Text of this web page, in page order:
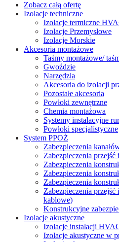
Zobacz całą ofertę
Izolacje techniczne
Izolacje termiczne
Izolacje Przemysłowe
Izolacje Morskie
Akcesoria montażowe
Taśmy montażowe/
Gwoździe
Narzędzia
Akcesoria do izolacji
Pozostałe akcesoria
Powłoki zewnętrzne
Chemia montażowa
Systemy instalacyjne
Powłoki specjalistyczne
System PPOŻ
Zabezpieczenia
Zabezpieczenia przejść
Zabezpieczenia
Zabezpieczenia
Zabezpieczenia
Zabezpieczenia
kablowe)
Konstrukcyjne
Izolacje akustyczne
Izolacje instalacji
Izolacje akustyczne w